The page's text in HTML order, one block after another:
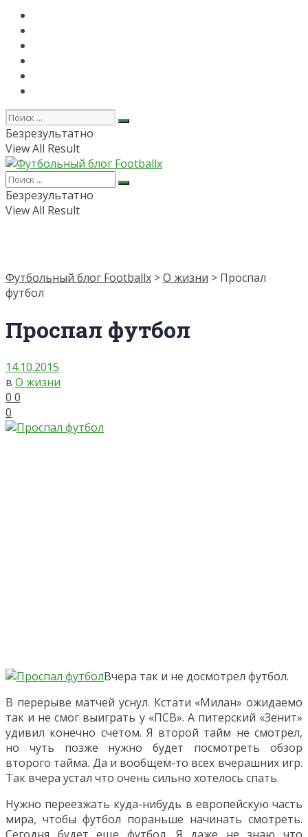
Безрезультатно
View All Result
Безрезультатно
View All Result
Футбольный блог Footballx >О жизни > Проспал
футбол
Проспал футбол
14.10.2015
в О жизни
0 0
0
Вчера так и не досмотрел футбол.
В перерыве матчей уснул. Кстати «Милан» ожидаемо
так и не смог выиграть у «ПСВ». А питерский «Зенит»
удивил конечно счетом. Я второй тайм не смотрел,
но чуть позже нужно будет посмотреть обзор
второго тайма. Да и вообщем-то всех вчерашних игр.
Так вчера устал что очень сильно хотелось спать.
Нужно переезжать куда-нибудь в европейскую часть
мира, чтобы футбол пораньше начинать смотреть.